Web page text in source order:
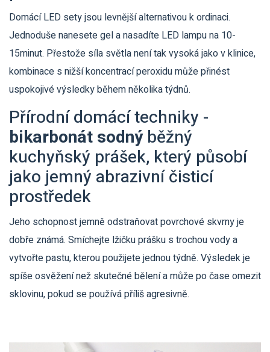
Domácí LED sety jsou levnější alternativou k ordinaci.
Jednoduše nanesete gel a nasadíte LED lampu na 10-
15minut. Přestože síla světla není tak vysoká jako v klinice,
kombinace s nižší koncentrací peroxidu může přinést
uspokojivé výsledky během několika týdnů.
Přírodní domácí techniky -
bikarbonát sodný běžný
kuchyňský prášek, který působí
jako jemný abrazivní čisticí
prostředek
Jeho schopnost jemně odstraňovat povrchové skvrny je
dobře známá. Smíchejte lžičku prášku s trochou vody a
vytvořte pastu, kterou použijete jednou týdně. Výsledek je
spíše osvěžení než skutečné bělení a může po čase omezit
sklovinu, pokud se používá příliš agresivně.